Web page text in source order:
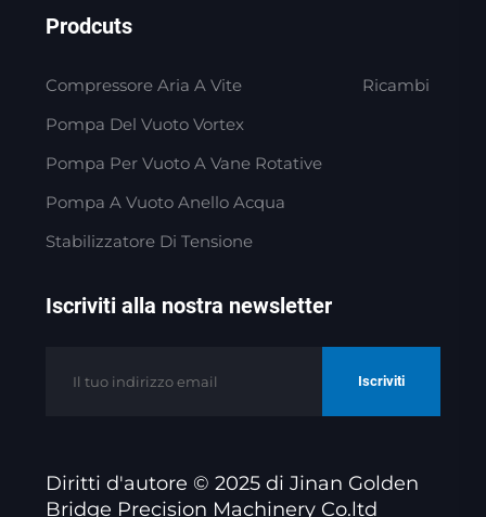
Prodcuts
Compressore Aria A Vite
Pompa Del Vuoto Vortex
Pompa Per Vuoto A Vane Rotative
Pompa A Vuoto Anello Acqua
Stabilizzatore Di Tensione
Ricambi
Iscriviti alla nostra newsletter
Iscriviti
Diritti d'autore © 2025 di Jinan Golden
Bridge Precision Machinery Co.ltd